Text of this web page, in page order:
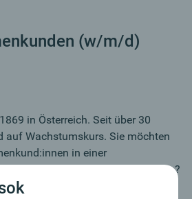
(w/m/d)
in Österreich. Seit über 30
auf Wachstumskurs. Sie möchten
in einer
fortschrittlichen Bank betreuen?